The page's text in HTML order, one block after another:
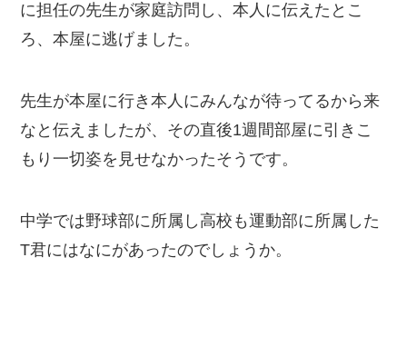
に担任の先生が家庭訪問し、本人に伝えたとこ
ろ、本屋に逃げました。
先生が本屋に行き本人にみんなが待ってるから来
なと伝えましたが、その直後1週間部屋に引きこ
もり一切姿を見せなかったそうです。
中学では野球部に所属し高校も運動部に所属した
T君にはなにがあったのでしょうか。